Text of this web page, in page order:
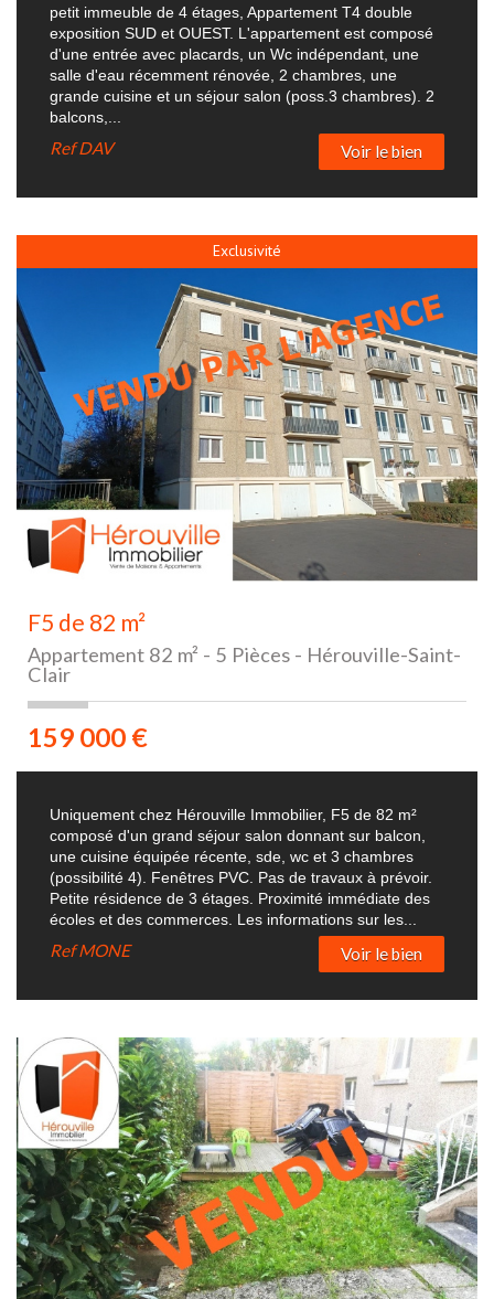
petit immeuble de 4 étages, Appartement T4 double
exposition SUD et OUEST. L'appartement est composé
d'une entrée avec placards, un Wc indépendant, une
salle d'eau récemment rénovée, 2 chambres, une
grande cuisine et un séjour salon (poss.3 chambres). 2
balcons,...
RefDAV Voir le bien
Exclusivité
F5 de 82 m²
Appartement 82 m² - 5 Pièces - Hérouville-Saint-
Clair
159 000 €
Uniquement chez Hérouville Immobilier, F5 de 82 m²
composé d'un grand séjour salon donnant sur balcon,
une cuisine équipée récente, sde, wc et 3 chambres
(possibilité 4). Fenêtres PVC. Pas de travaux à prévoir.
Petite résidence de 3 étages. Proximité immédiate des
écoles et des commerces. Les informations sur les...
RefMONE Voir le bien